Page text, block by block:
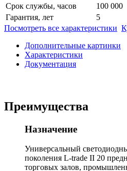
Срок службы, часов
100 000
Гарантия, лет
5
Посмотреть все характеристики
Дополнительные картинки
Характеристики
Документация
Преимущества
Назначение
Универсальный
поколения L-trade II 20
торговых залов,